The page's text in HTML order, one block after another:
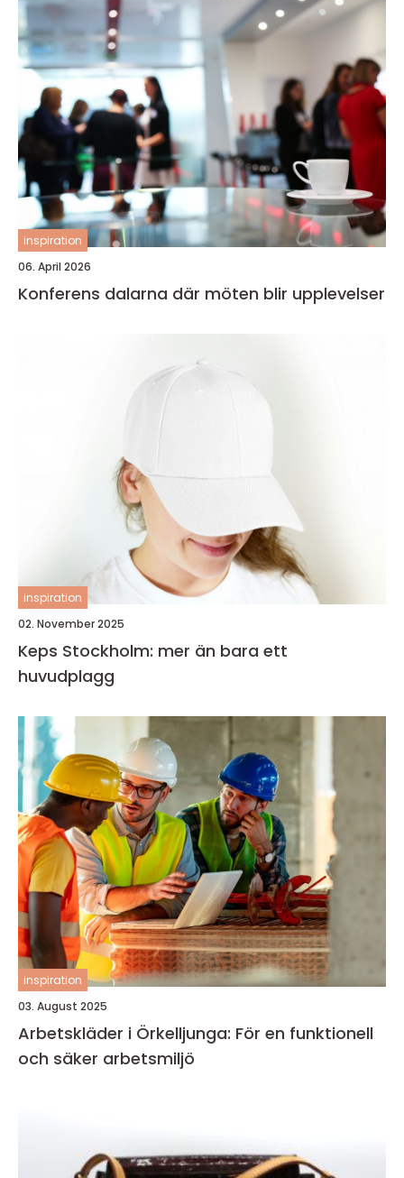
inspiration
06. April 2026
Konferens dalarna där möten blir upplevelser
inspiration
02. November 2025
Keps Stockholm: mer än bara ett
huvudplagg
inspiration
03. August 2025
Arbetskläder i Örkelljunga: För en funktionell
och säker arbetsmiljö